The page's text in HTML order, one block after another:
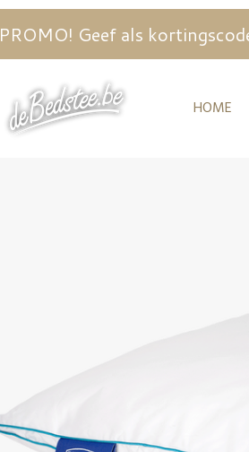
PROMO! Geef als
HOME